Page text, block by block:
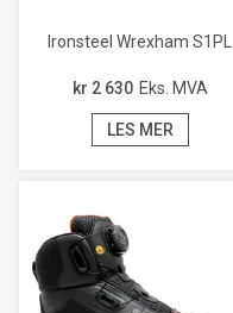
Ironsteel Wrexham S1PL
kr 2 630 Eks. MVA
LES MER